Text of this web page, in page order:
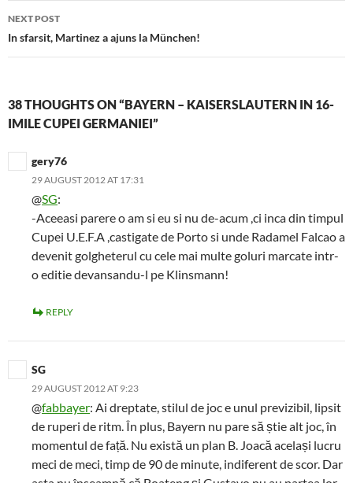
NEXT POST
In sfarsit, Martinez a ajuns la München!
38 THOUGHTS ON “BAYERN – KAISERSLAUTERN IN 16-
IMILE CUPEI GERMANIEI”
gery76
29 AUGUST 2012 AT 17:31
@SG:
-Aceeasi parere o am si eu si nu de-acum ,ci inca din timpul
Cupei U.E.F.A ,castigate de Porto si unde Radamel Falcao a
devenit golgheterul cu cele mai multe goluri marcate intr-
o editie devansandu-l pe Klinsmann!
REPLY
SG
29 AUGUST 2012 AT 9:23
@fabbayer: Ai dreptate, stilul de joc e unul previzibil, lipsit
de ruperi de ritm. În plus, Bayern nu pare să știe alt joc, în
momentul de față. Nu există un plan B. Joacă același lucru
meci de meci, timp de 90 de minute, indiferent de scor. Dar